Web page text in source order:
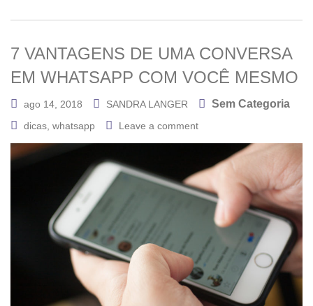
7 VANTAGENS DE UMA CONVERSA
EM WHATSAPP COM VOCÊ MESMO
ago 14, 2018 SANDRA LANGER Sem Categoria
dicas, whatsapp Leave a comment